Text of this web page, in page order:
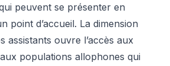
peuvent se présenter en
point d’accueil. La dimension
assistants ouvre l’accès aux
populations allophones qui